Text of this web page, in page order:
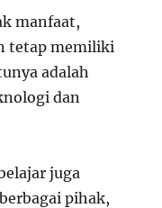
manfaat,
tetap memiliki
adalah
dan
juga
pihak,